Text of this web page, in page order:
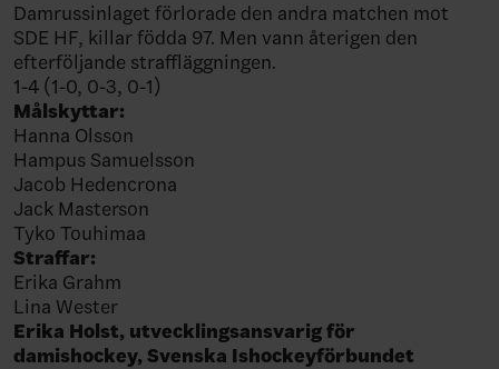
Damrussinlaget förlorade den andra matchen mot
SDE HF, killar födda 97. Men vann återigen den
efterföljande straffläggningen.
1-4 (1-0, 0-3, 0-1)
Målskyttar:
Hanna Olsson
Hampus Samuelsson
Jacob Hedencrona
Jack Masterson
Tyko Touhimaa
Straffar:
Erika Grahm
Lina Wester
Erika Holst, utvecklingsansvarig för
damishockey, Svenska Ishockeyförbundet